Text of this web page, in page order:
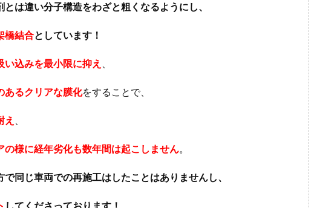
は違い分子構造をわざと粗くなるようにし、
橋結合としています！
い込みを最小限に抑え 、
あるクリアな膜化をすることで、
え 、
の様に経年劣化も数年間は起こしません。
同じ車両での再施工はしたことはありませんし、
してくださっております！